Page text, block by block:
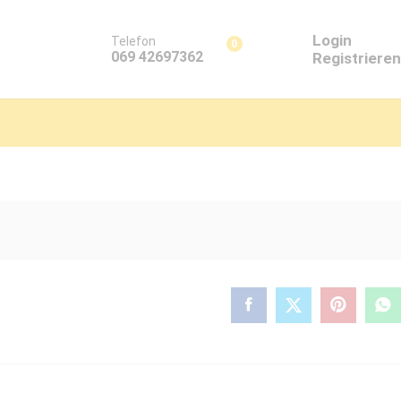
Telefon
069 42697362
0
Login
Registrieren